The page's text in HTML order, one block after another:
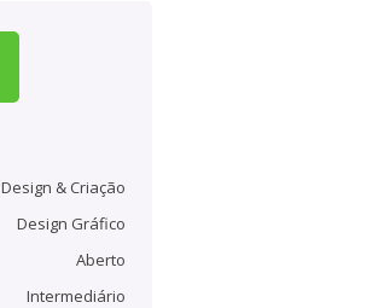
Design & Criação
Design Gráfico
Aberto
Intermediário